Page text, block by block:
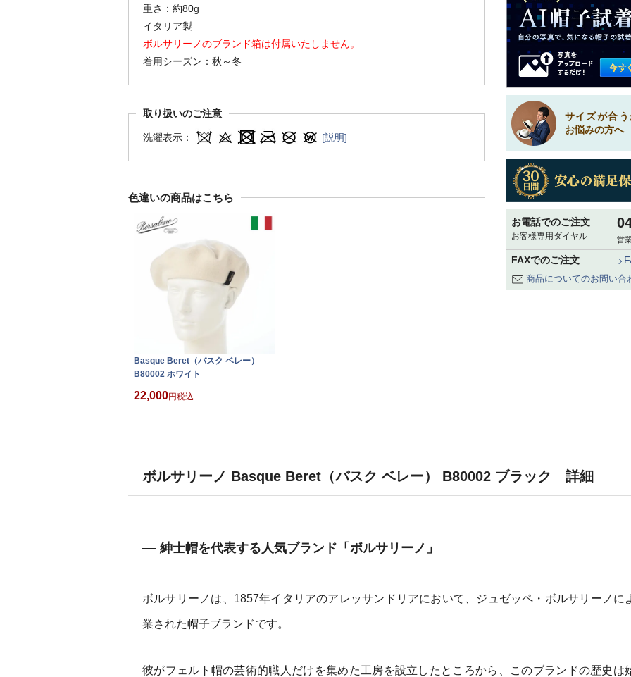
重さ：約80g
イタリア製
ボルサリーノのブランド箱は付属いたしません。
着用シーズン：秋～冬
取り扱いのご注意
洗濯表示： [説明]
色違いの商品はこちら
Basque Beret（バスク ベレー）
B80002 ホワイト
22,000 税込
サイズが合う
お悩みの方へ
お電話でのご注文
お客様専用ダイヤル 営
FAXでのご注文
商品についてのお問い合
ボルサリーノ Basque Beret（バスク ベレー） B80002 ブラック 詳細
紳士帽を代表する人気ブランド「ボルサリーノ」
ボルサリーノは、1857年イタリアのアレッサンドリアにおいて、ジュゼッペ・ボルサリーノに
業された帽子ブランドです。
彼がフェルト帽の芸術的職人だけを集めた工房を設立したところから、このブランドの歴史は